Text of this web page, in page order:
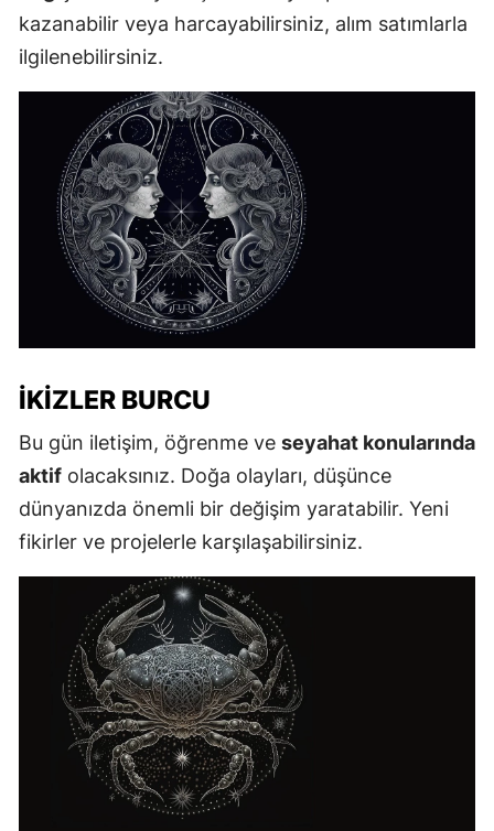
kazanabilir veya harcayabilirsiniz, alım satımlarla
ilgilenebilirsiniz.
İKIZLER BURCU
Bu gün iletişim, öğrenme ve seyahat konularında
aktif olacaksınız. Doğa olayları, düşünce
dünyanızda önemli bir değişim yaratabilir. Yeni
fikirler ve projelerle karşılaşabilirsiniz.